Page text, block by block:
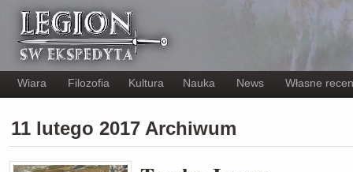
Wiara Filozofia Kultura Nauka News Własne
11 lutego 2017 Archiwum